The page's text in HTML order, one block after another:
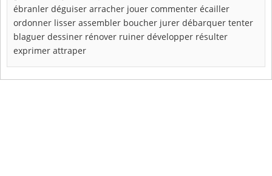
ébranler déguiser arracher jouer commenter écailler
ordonner lisser assembler boucher jurer débarquer tenter
blaguer dessiner rénover ruiner développer résulter
exprimer attraper